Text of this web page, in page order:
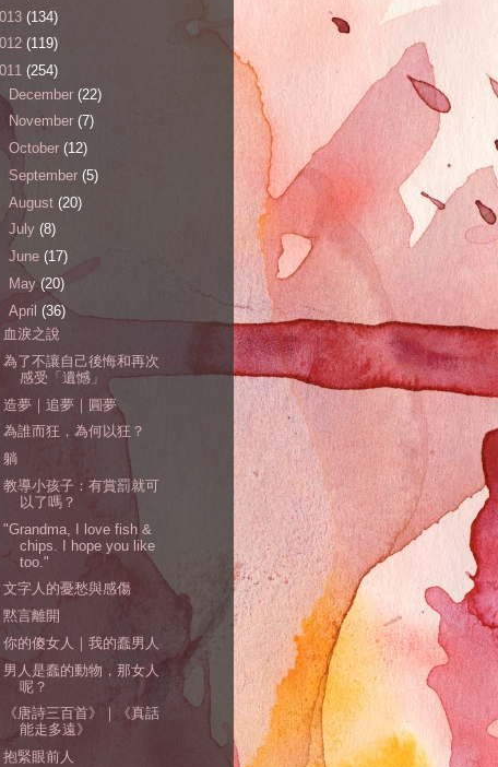
(134)
(119)
(254)
December (22)
November (7)
October (12)
September (5)
August (20)
July (8)
June (17)
May(20)
April (36)
血淚之說
為了不讓自己後悔和再次
感受「遺憾」
造夢｜追夢｜圓夢
為誰而狂，為何以狂？
躺
教導小孩子：有賞罰就可
以了嗎？
"Grandma, I love fish &
chips. I hope you like
too."
文字人的憂愁與感傷
黙言離開
你的傻女人｜我的蠢男人
男人是蠢的動物，那女人
呢？
《唐詩三百首》｜《真話
能走多遠》
抱緊眼前人